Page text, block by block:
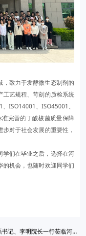
致力于发酵微生态制剂的
工艺规程、苛刻的质检系统
ISO14001、ISO45001、
完善的丁酸梭菌质量保障
对于社会发展的重要性，
学们在毕业之后，选择在河
机会，也随时欢迎同学们
一行莅临河南金百合生物参观交流